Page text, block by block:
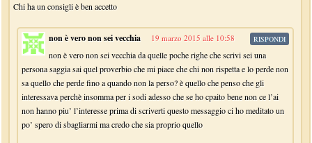
Chi ha un consigli è ben accetto
non è vero non sei vecchia 19 marzo 2015 alle 10:58
non è vero non sei vecchia da quelle poche righe che scrivi sei una
persona saggia sai quel proverbio che mi piace che chi non rispetta e lo perde non
sa quello che perde fino a quando non la perso? è quello che penso che gli
interessava perchè insomma per i sodi adesso che se ho cpaito bene non ce l’ai
non hanno piu’ l’interesse prima di scriverti questo messaggio ci ho meditato un
po’ spero di sbagliarmi ma credo che sia proprio quello
RISPONDI